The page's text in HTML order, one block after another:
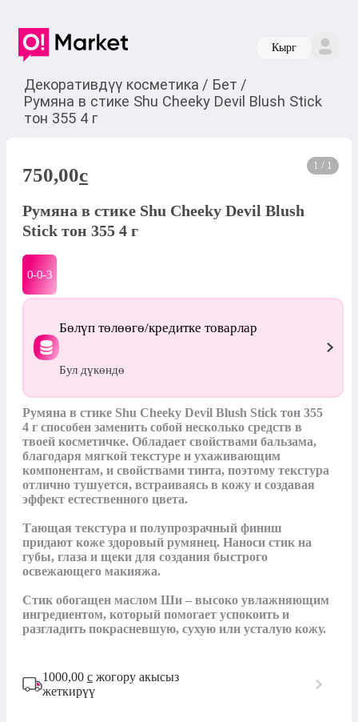
Кырг
Декоративдүү косметика / Бет /
Румяна в стике Shu Cheeky Devil Blush Stick
тон 355 4 г
1 / 1
750,00c
Румяна в стике Shu Cheeky Devil Blush
Stick тон 355 4 г
0-0-3
Бөлүп төлөөгө/кредитке товарлар
Бул дүкөндө
Румяна в стике Shu Cheeky Devil Blush Stick тон 355
4 г способен заменить собой несколько средств в
твоей косметичке. Обладает свойствами бальзама,
благодаря мягкой текстуре и ухаживающим
компонентам, и свойствами тинта, поэтому текстура
отлично тушуется, встраиваясь в кожу и создавая
эффект естественного цвета.
Тающая текстура и полупрозрачный финиш
придают коже здоровый румянец. Наноси стик на
губы, глаза и щеки для создания быстрого
освежающего макияжа.
Стик обогащен маслом Ши – высоко увлажняющим
ингредиентом, который помогает успокоить и
разгладить покрасневшую, сухую или усталую кожу.
1000,00 с жогору акысыз
жеткирүү